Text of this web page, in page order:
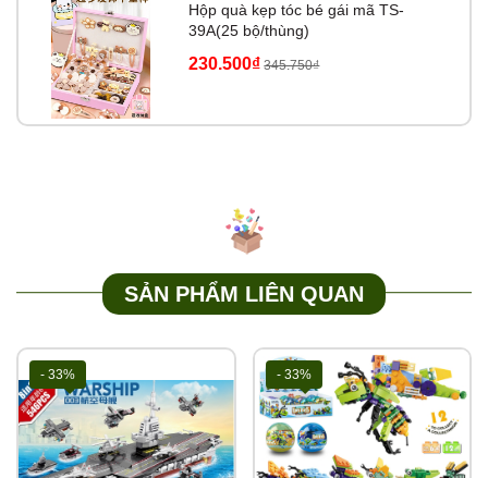
Hộp quà kẹp tóc bé gái mã TS-
39A(25 bộ/thùng)
230.500₫ 345.750₫
SẢN PHẨM LIÊN QUAN
- 33% - 33%